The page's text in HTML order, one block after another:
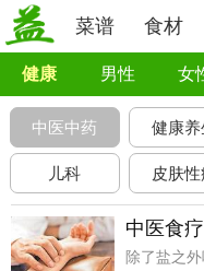
菜谱 食材
健康 男性 女
中医中药 健康养
儿科 皮肤性
中医食
除了盐之